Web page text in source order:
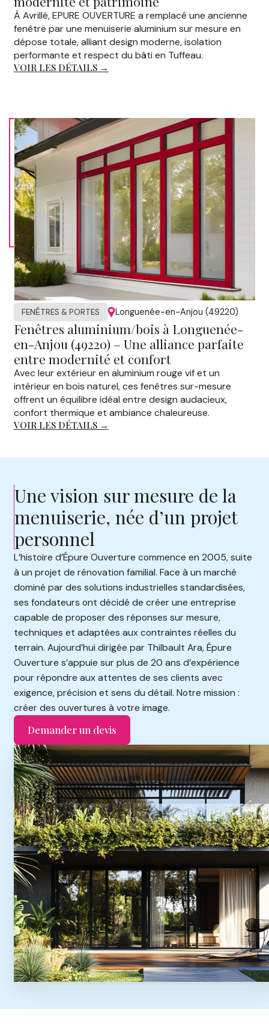
À Avrillé, EPURE OUVERTURE a remplacé une ancienne
fenêtre par une menuiserie aluminium sur mesure en
dépose totale, alliant design moderne, isolation
performante et respect du bâti en Tuffeau.
VOIR LES DÉTAILS →
FENÊTRES & PORTES Longuenée-en-Anjou (49220)
Fenêtres aluminium/bois à Longuenée-
en-Anjou (49220) – Une alliance parfaite
entre modernité et confort
Avec leur extérieur en aluminium rouge vif et un
intérieur en bois naturel, ces fenêtres sur-mesure
offrent un équilibre idéal entre design audacieux,
confort thermique et ambiance chaleureuse.
VOIR LES DÉTAILS →
Une vision sur mesure de la
menuiserie, née d’un projet
personnel
L’histoire d’Épure Ouverture commence en 2005, suite
à un projet de rénovation familial. Face à un marché
dominé par des solutions industrielles standardisées,
ses fondateurs ont décidé de créer une entreprise
capable de proposer des réponses sur mesure,
techniques et adaptées aux contraintes réelles du
terrain. Aujourd’hui dirigée par Thilbault Ara, Épure
Ouverture s’appuie sur plus de 20 ans d’expérience
pour répondre aux attentes de ses clients avec
exigence, précision et sens du détail. Notre mission :
créer des ouvertures à votre image.
Demander un devis